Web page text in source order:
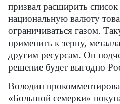
призвал расширить
национальную валюту
ограничиваться газом.
применить к зерну,
другим ресурсам. Он
решение будет выгодно
Володин
«Большой семерки»